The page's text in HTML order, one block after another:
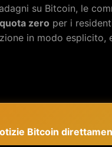
su Bitcoin, le
zero per i
in modo esplicito,
Bitcoin